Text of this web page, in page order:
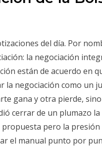
del día. Por
la negociación
están de acuerdo en
negociación como un
gana y otra pierde,
cerrar de un plumazo
pero la presión
el manual punto por